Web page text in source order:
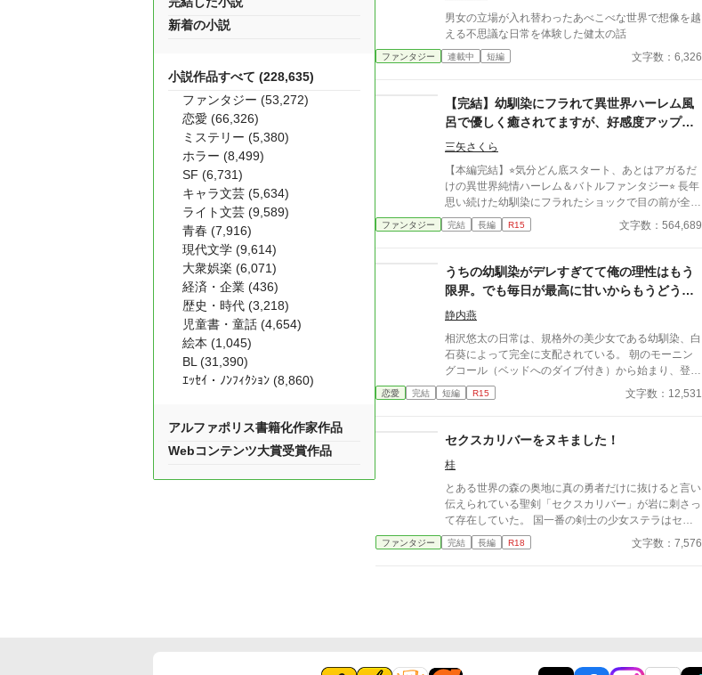
男女の立場が入れ替わったあべこべな世界で想像を越
える不思議な日常を体験した健太の話
ファンタジー 連載中 短編 文字数：6,326
【完結】幼馴染にフラれて異世界ハーレム風
呂で優しく癒されてますが、好感度アップに
未練タラタラなのが役立ってるとは気付か
三矢さくら
【本編完結】⭐︎気分どん底スタート、あとはアガるだ
けの異世界純情ハーレム＆バトルファンタジー⭐︎ 長年
思い続けた幼馴染にフラれたショックで目の前が全部
真っ白になったと思ったら、これ異世界召喚ですか!?
しかも、フラれたばかりのダダ凹みなのに、まさかの
れが『シキタリ』と言われては断りにくい。毎日混浴
ですか。そうですか。赤面しますよ。 ただ、召喚さ
れたお城は、落城寸前の風前の灯火。伝説の『マレビ
ト』として召喚された俺、百海勇吾(18)は、城主代行
を任されて、城に襲い掛かる謎のバケモノたちに立ち
向かうことに。 といっても、発現するらしいチート
は使えないし、お城に唯一いた呪術師の第４王女様は
召喚の呪術の影響で、眠りっ放し。 とにかく、俺を
取り囲んでる女子たちと、お城の皆さんの気持ちをま
ファンタジー 完結 長編 R15 文字数：564,689
うちの幼馴染がデレすぎてて俺の理性はもう
限界。でも毎日が最高に甘いからもうどうで
もいいや
静内燕
相沢悠太の日常は、規格外の美少女である幼馴染、白
石葵によって完全に支配されている。 朝のモーニン
グコール（ベッドへのダイブ付き）から始まり、登校
中の腕組み、そして「あーん」が義務付けられた手作
り弁当。誰もが羨むラブラブっぷりだが、悠太はこれ
「ゆーたは私の運命の相手なんだもん！」と、葵のデ
レデレは今日も過剰の一途。周囲の冷やかしや、葵を
狙う男子生徒のプレッシャーが高まる中、悠太の**
「幼馴染フィルター」**はついに限界を迎える。 この
溺愛っぷり、いつまで「家族」で通せるのか？ 甘す
ぎる日常が、悠太の鈍感な理性を溶かし尽くす――最
ブコメ、開幕！
恋愛 完結 短編 R15 文字数：12,531
セクスカリバーをヌキました！
桂
とある世界の森の奥地に真の勇者だけに抜けると言い
伝えられている聖剣「セクスカリバー」が岩に刺さっ
て存在していた。 国一番の剣士の少女ステラはセク
スカリバーを抜くことに成功するが、セクスカリバー
はステラの膣を鞘代わりにして収まってしまう。 ス
ファンタジー 完結 長編 R18 文字数：7,576
新着の小説
小説作品すべて (228,635)
ファンタジー (53,272)
恋愛 (66,326)
ミステリー (5,380)
ホラー (8,499)
SF (6,731)
キャラ文芸 (5,634)
ライト文芸 (9,589)
青春 (7,916)
現代文学 (9,614)
大衆娯楽 (6,071)
経済・企業 (436)
歴史・時代 (3,218)
児童書・童話 (4,654)
絵本 (1,045)
BL (31,390)
ｴｯｾｲ・ﾉﾝﾌｨｸｼｮﾝ (8,860)
アルファポリス書籍化作家作品
Webコンテンツ大賞受賞作品